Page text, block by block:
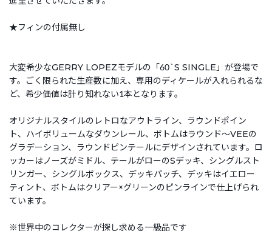
★フィンの付属無し
大変希少なGERRY LOPEZモデルの「60`S SINGLE」が登場で
す。ごく限られた生産数に加え、専用のディケールが入れられるな
ど、希少価値は計り知れない1本となります。
オリジナルスタイルのレトロなアウトライン、ラウンドポイン
ト、ハイボリュームなダウンレール、ボトムはラウンド～VEEの
グラデーション、ラウンドピンテールにデザインされています。ロ
ッカーはノーズがミドル、テールがローのSデッキ、シングルスト
リンガー、シングルボックス、デッキパッチ、デッキはイエロー
ティント、ボトムはクリアー×グリーンのピンラインで仕上げられ
ています。
※世界中のコレクターが探し求める一級品です